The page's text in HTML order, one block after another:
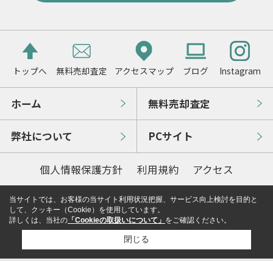
トップへ 無料売却査定 アクセスマップ ブログ Instagram
ホーム 無料売却査定
弊社について PCサイト
個人情報保護方針 利用規約 アクセス
当サイトでは、お客様の当サイト利用状況把握、サービス向上検討を目的と
して、クッキー（Cookie）を使用しています。
詳しくは、当社の 「Cookieの取扱いについて」 をご確認ください。
閉じる